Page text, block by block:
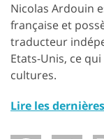
Nicolas Ardouin
française et
traducteur
Etats-Unis, ce
cultures.
Lire les